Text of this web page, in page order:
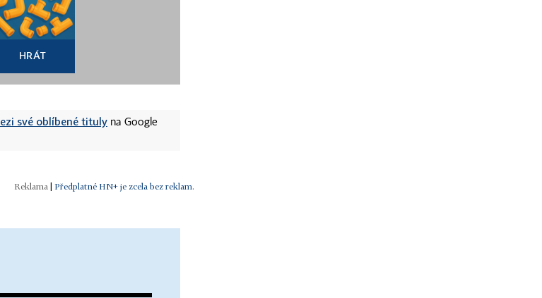
HRÁT
své oblíbené tituly na Google
| Předplatné HN+ je zcela bez reklam.